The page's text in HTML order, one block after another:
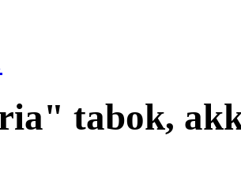
tabok,